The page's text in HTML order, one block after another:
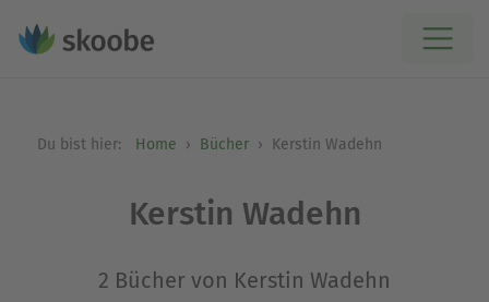
Du bist hier: Home Bücher Kerstin Wadehn
Kerstin Wadehn
2 Bücher von Kerstin Wadehn